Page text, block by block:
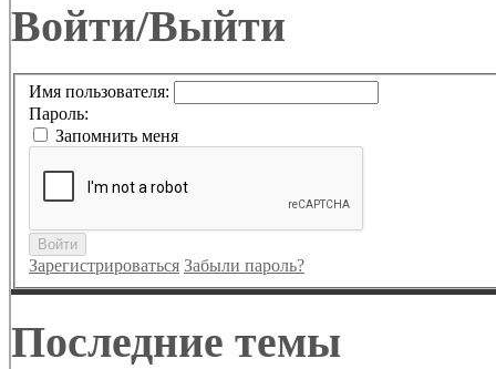
Войти/Выйти
Имя пользователя:
Пароль:
Запомнить меня
Войти
Зарегистрироваться Забыли пароль?
Последние темы